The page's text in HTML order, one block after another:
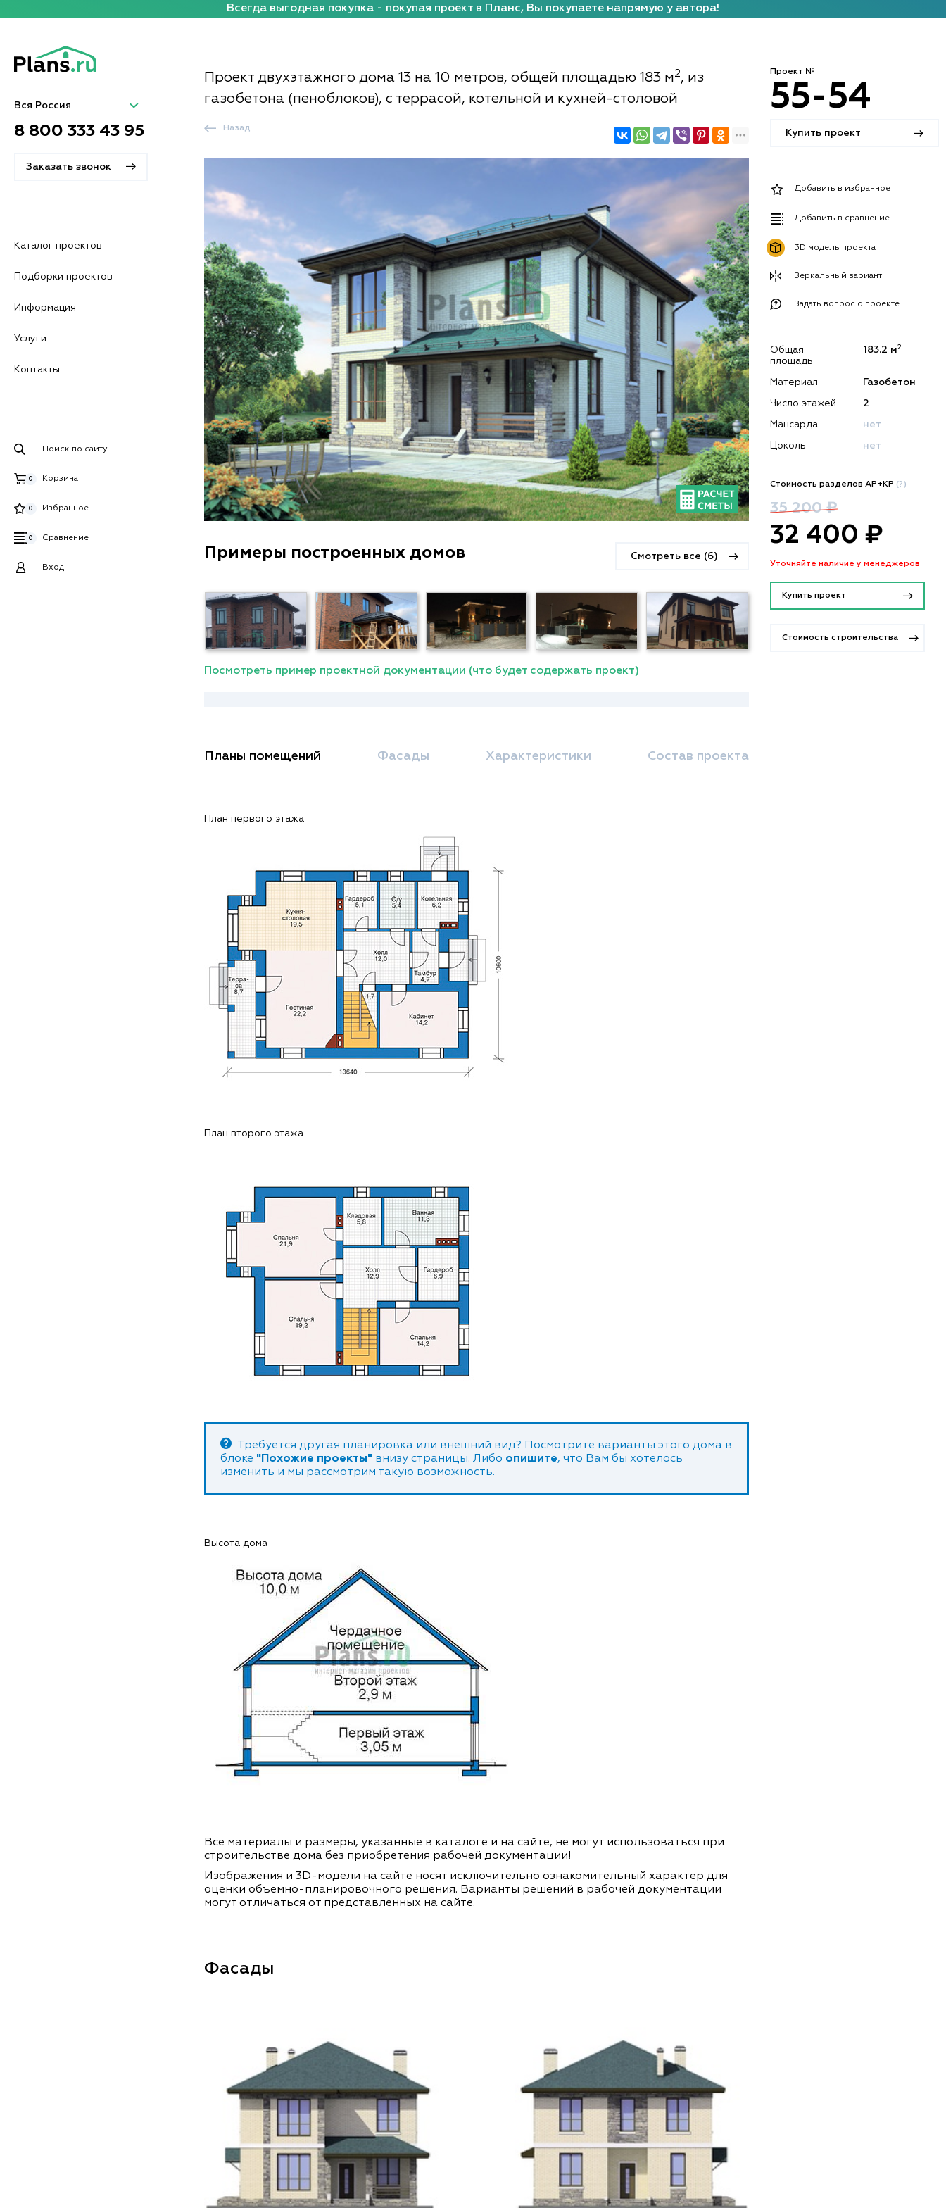
Всегда выгодная покупка - покупая проект в Планс, Вы покупаете напрямую у автора!
Вся Россия
8 800 333 43 95
Заказать звонок
Каталог проектов
Подборки проектов
Информация
Услуги
Контакты
Поиск по сайту
Корзина
0
Избранное
0
Сравнение
0
Вход
Проект двухэтажного дома 13 на 10 метров, общей площадью 183 м2, из
газобетона (пеноблоков), с террасой, котельной и кухней-столовой
Назад
Примеры построенных домов Смотреть все (6)
Посмотреть пример проектной документации (что будет содержать проект)
Планы помещений Фасады Характеристики Состав проекта
План первого этажа
План второго этажа
Требуется другая планировка или внешний вид? Посмотрите варианты этого дома в
блоке "Похожие проекты" внизу страницы. Либо опишите, что Вам бы хотелось
изменить и мы рассмотрим такую возможность.
Высота дома
Все материалы и размеры, указанные в каталоге и на сайте, не могут использоваться при
строительстве дома без приобретения рабочей документации!
Изображения и 3D-модели на сайте носят исключительно ознакомительный характер для
оценки объемно-планировочного решения. Варианты решений в рабочей документации
могут отличаться от представленных на сайте.
Фасады
Проект №
55-54
Купить проект
Добавить в избранное
Добавить в сравнение
3D модель проекта
Зеркальный вариант
Задать вопрос о проекте
Общая
площадь
183.2 м2
Материал Газобетон
Число этажей 2
Мансарда нет
Цоколь нет
Стоимость разделов АР+КР (?)
35 200 ₽
32 400 ₽
Уточняйте наличие у менеджеров
Купить проект
Стоимость строительства